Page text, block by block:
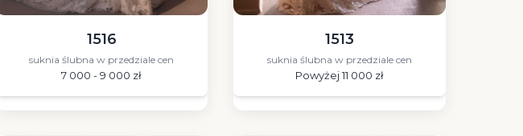
1516
suknia ślubna w przedziale cen
7 000 - 9 000 zł
1513
suknia ślubna w przedziale cen
Powyżej 11 000 zł